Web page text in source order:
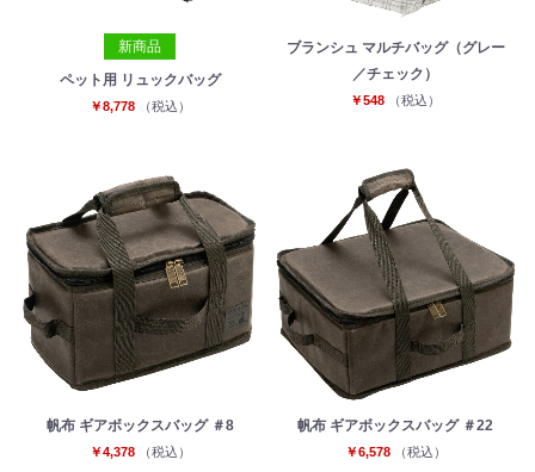
新商品
ペット用 リュックバッグ
￥8,778 （税込）
ブランシュ マルチバッグ（グレー
／チェック）
￥548 （税込）
帆布 ギアボックスバッグ ＃8
￥4,378 （税込）
帆布 ギアボックスバッグ ＃22
￥6,578 （税込）